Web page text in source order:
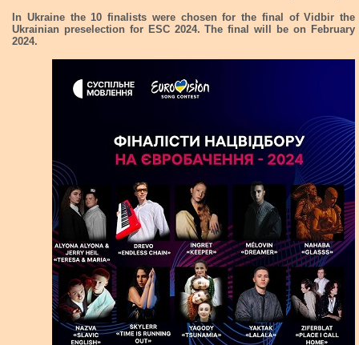
In Ukraine the 10 finalists were chosen for the final of Vidbir the
Ukrainian preselection for ESC 2024. The final will be on February
2024.